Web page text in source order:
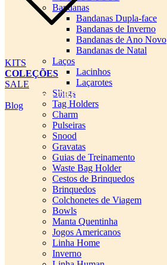
KITS
COLEÇÕES
SALE
cadastro pet QRCODE
Blog
Bandanas
Bandanas Dupla-face
Bandanas de Inverno
Bandanas de Ano Novo
Bandanas de Natal
Laços
Lacinhos
Laçarotes
Slings
Tag Holders
Charm
Pulseiras
Snood
Gravatas
Guias de Treinamento
Waste Bag Holder
Cestos de Brinquedos
Brinquedos
Colchonetes de Viagem
Bowls
Manta Quentinha
Jogos Americanos
Linha Home
Inverno